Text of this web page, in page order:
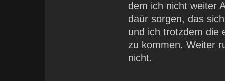
dem ich nicht weiter
daür sorgen, das
und ich trotzdem die
zu kommen. Weiter
nicht.